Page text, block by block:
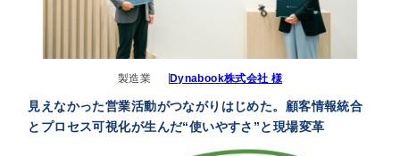
製造業 Dynabook株式会社 様
見えなかった営業活動がつながりはじめた。顧客情報統合
とプロセス可視化が生んだ“使いやすさ”と現場変革